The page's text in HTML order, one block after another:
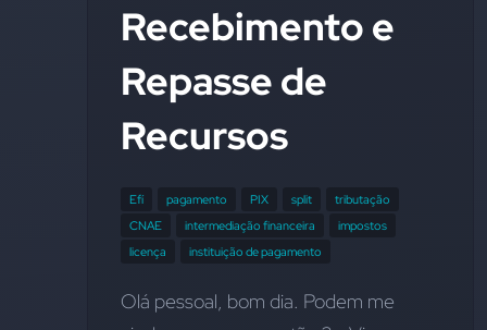
Recebimento e
Repasse de
Recursos
Efí pagamento PIX split
tributação
CNAE
intermediação financeira
impostos
licença
instituição de pagamento
Olá pessoal, bom dia. Podem me